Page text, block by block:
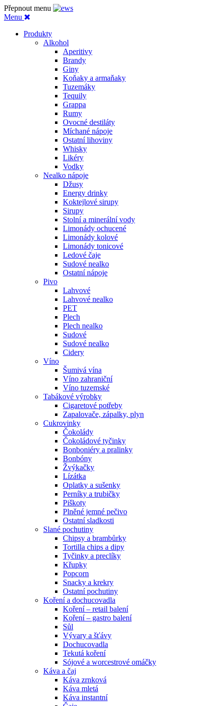
Přepnout menu
Menu
Produkty
Alkohol
Aperitivy
Brandy
Giny
Koňaky a armaňaky
Tuzemáky
Tequily
Grappa
Rumy
Ovocné destiláty
Míchané nápoje
Ostatní lihoviny
Whisky
Likéry
Vodky
Nealko nápoje
Džusy
Energy drinky
Koktejlové sirupy
Sirupy
Stolní a minerální vody
Limonády ochucené
Limonády kolové
Limonády tonicové
Ledové čaje
Sudové nealko
Ostatní nápoje
Pivo
Lahvové
Lahvové nealko
PET
Plech
Plech nealko
Sudové
Sudové nealko
Cidery
Víno
Šumivá vína
Víno zahraniční
Víno tuzemské
Tabákové výrobky
Cigaretové potřeby
Zapalovače, zápalky, plyn
Cukrovinky
Čokolády
Čokoládové tyčinky
Bonboniéry a pralinky
Bonbóny
Žvýkačky
Lízátka
Oplatky a sušenky
Perníky a trubičky
Piškoty
Plněné jemné pečivo
Ostatní sladkosti
Slané pochutiny
Chipsy a brambůrky
Tortilla chips a dipy
Tyčinky a preclíky
Křupky
Popcorn
Snacky a krekry
Ostatní pochutiny
Koření a dochucovadla
Koření – retail balení
Koření – gastro balení
Sůl
Vývary a šťávy
Dochucovadla
Tekutá koření
Sójové a worcestrové omáčky
Káva a čaj
Káva zrnková
Káva mletá
Káva instantní